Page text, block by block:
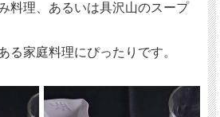
料理、あるいは具沢山のスープ
る家庭料理にぴったりです。